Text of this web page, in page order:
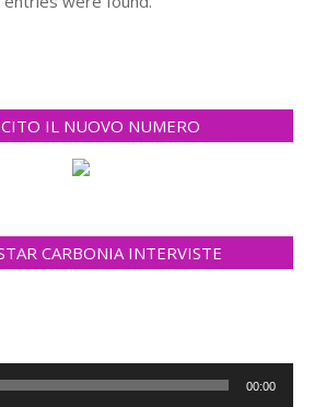
IL NUOVO NUMERO
CARBONIA INTERVISTE
00:00